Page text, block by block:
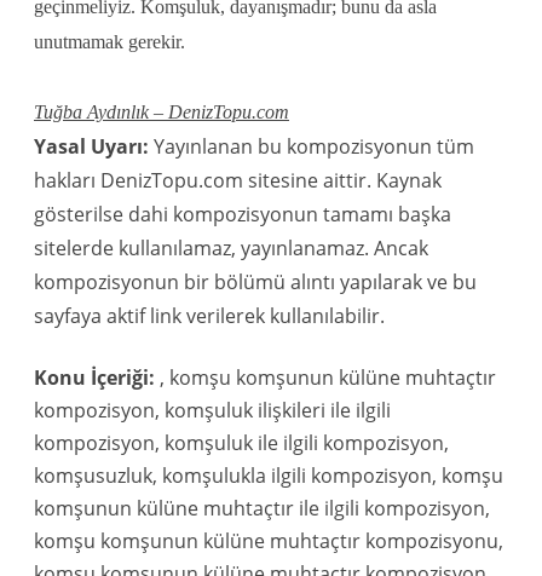
geçinmeliyiz. Komşuluk, dayanışmadır; bunu da asla
unutmamak gerekir.
Tuğba Aydınlık – DenizTopu.com
Yasal Uyarı: Yayınlanan bu kompozisyonun tüm
hakları DenizTopu.com sitesine aittir. Kaynak
gösterilse dahi kompozisyonun tamamı başka
sitelerde kullanılamaz, yayınlanamaz. Ancak
kompozisyonun bir bölümü alıntı yapılarak ve bu
sayfaya aktif link verilerek kullanılabilir.
Konu İçeriği: , komşu komşunun külüne muhtaçtır
kompozisyon, komşuluk ilişkileri ile ilgili
kompozisyon, komşuluk ile ilgili kompozisyon,
komşusuzluk, komşulukla ilgili kompozisyon, komşu
komşunun külüne muhtaçtır ile ilgili kompozisyon,
komşu komşunun külüne muhtaçtır kompozisyonu,